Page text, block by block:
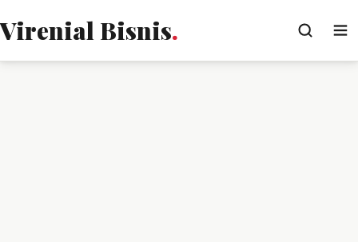
Virenial Bisnis.